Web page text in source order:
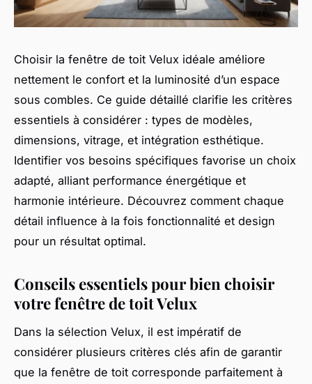
Choisir la fenêtre de toit Velux idéale améliore
nettement le confort et la luminosité d’un espace
sous combles. Ce guide détaillé clarifie les critères
essentiels à considérer : types de modèles,
dimensions, vitrage, et intégration esthétique.
Identifier vos besoins spécifiques favorise un choix
adapté, alliant performance énergétique et
harmonie intérieure. Découvrez comment chaque
détail influence à la fois fonctionnalité et design
pour un résultat optimal.
Conseils essentiels pour bien choisir
votre fenêtre de toit Velux
Dans la sélection Velux, il est impératif de
considérer plusieurs critères clés afin de garantir
que la fenêtre de toit corresponde parfaitement à